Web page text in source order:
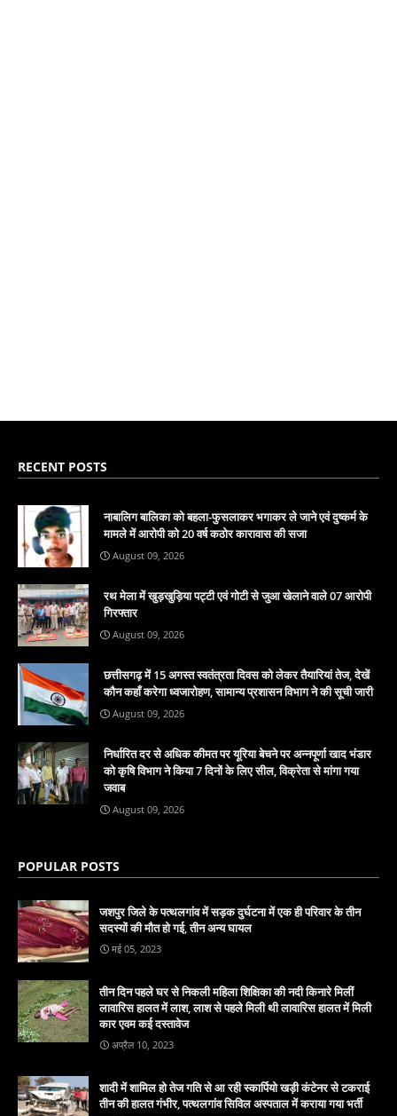
RECENT POSTS
नाबालिग बालिका को बहला-फुसलाकर भगाकर ले जाने एवं दुष्कर्म के
मामले में आरोपी को 20 वर्ष कठोर कारावास की सजा
August 09, 2026
रथ मेला में खुड़खुड़िया पट्टी एवं गोटी से जुआ खेलाने वाले 07 आरोपी
गिरफ्तार
August 09, 2026
छत्तीसगढ़ में 15 अगस्त स्वतंत्रता दिवस को लेकर तैयारियां तेज, देखें
कौन कहाँ करेगा ध्वजारोहण, सामान्य प्रशासन विभाग ने की सूची जारी
August 09, 2026
निर्धारित दर से अधिक कीमत पर यूरिया बेचने पर अन्नपूर्णा खाद भंडार
को कृषि विभाग ने किया 7 दिनों के लिए सील, विक्रेता से मांगा गया
जवाब
August 09, 2026
POPULAR POSTS
जशपुर जिले के पत्थलगांव में सड़क दुर्घटना में एक ही परिवार के तीन
सदस्यों की मौत हो गई, तीन अन्य घायल
मई 05, 2023
तीन दिन पहले घर से निकली महिला शिक्षिका की नदी किनारे मिलीं
लावारिस हालत में लाश, लाश से पहले मिली थी लावारिस हालत में मिली
कार एवम कई दस्तावेज
अप्रैल 10, 2023
शादी में शामिल हो तेज गति से आ रही स्कार्पियो खड़ी कंटेनर से टकराई
तीन की हालत गंभीर, पत्थलगांव सिविल अस्पताल में कराया गया भर्ती